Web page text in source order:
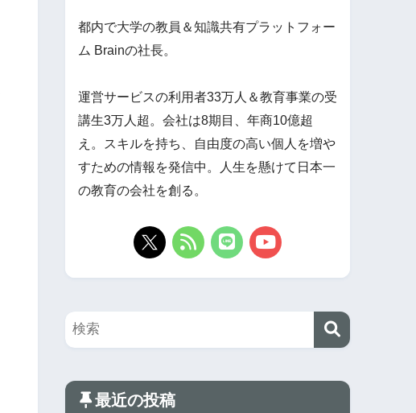
都内で大学の教員＆知識共有プラットフォー
ム Brainの社長。
運営サービスの利用者33万人＆教育事業の受
講生3万人超。会社は8期目、年商10億超
え。スキルを持ち、自由度の高い個人を増や
すための情報を発信中。人生を懸けて日本一
の教育の会社を創る。
最近の投稿